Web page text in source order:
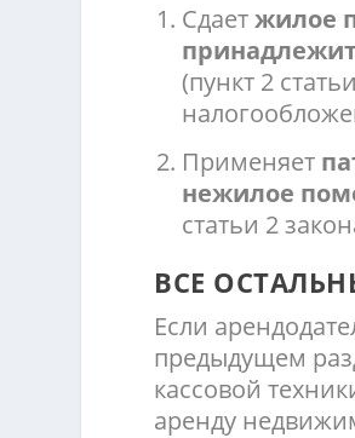
Сдаетжилое
(пункт 2
Применяет
нежилое
статьи 2
ВСЕ
Если
предыдущем
кассовой
аренду